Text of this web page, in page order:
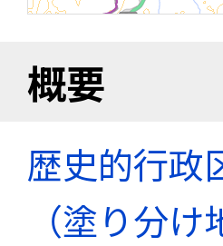
概要
歴史的行政
（塗り分け